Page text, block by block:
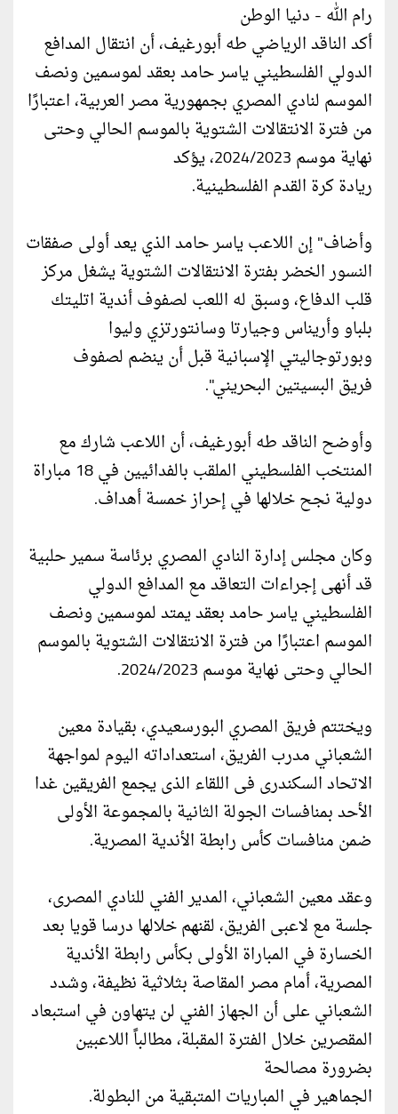
رام الله - دنيا الوطن
أكد الناقد الرياضي طه أبورغيف، أن انتقال المدافع
الدولي الفلسطيني ياسر حامد بعقد لموسمين ونصف
الموسم لنادي المصري بجمهورية مصر العربية، اعتبارًا
من فترة الانتقالات الشتوية بالموسم الحالي وحتى
نهاية موسم 2024/2023، يؤكد
ريادة كرة القدم الفلسطينية.
وأضاف" إن اللاعب ياسر حامد الذي يعد أولى صفقات
النسور الخضر بفترة الانتقالات الشتوية يشغل مركز
قلب الدفاع، وسبق له اللعب لصفوف أندية اتليتك
بلباو وأريناس وجيارتا وسانتورتزي وليوا
وبورتوجاليتي الإسبانية قبل أن ينضم لصفوف
فريق البسيتين البحريني".
وأوضح الناقد طه أبورغيف، أن اللاعب شارك مع
المنتخب الفلسطيني الملقب بالفدائيين في 18 مباراة
دولية نجح خلالها في إحراز خمسة أهداف.
وكان مجلس إدارة النادي المصري برئاسة سمير حلبية
قد أنهى إجراءات التعاقد مع المدافع الدولي
الفلسطيني ياسر حامد بعقد يمتد لموسمين ونصف
الموسم اعتبارًا من فترة الانتقالات الشتوية بالموسم
الحالي وحتى نهاية موسم 2024/2023.
ويختتم فريق المصري البورسعيدي، بقيادة معين
الشعباني مدرب الفريق، استعداداته اليوم لمواجهة
الاتحاد السكندرى فى اللقاء الذى يجمع الفريقين غدا
الأحد بمنافسات الجولة الثانية بالمجموعة الأولى
ضمن منافسات كأس رابطة الأندية المصرية.
وعقد معين الشعباني، المدير الفني للنادي المصرى،
جلسة مع لاعبى الفريق، لقنهم خلالها درسا قويا بعد
الخسارة في المباراة الأولى بكأس رابطة الأندية
المصرية، أمام مصر المقاصة بثلاثية نظيفة، وشدد
الشعباني على أن الجهاز الفني لن يتهاون في استبعاد
المقصرين خلال الفترة المقبلة، مطالباً اللاعبين
بضرورة مصالحة
الجماهير في المباريات المتبقية من البطولة.